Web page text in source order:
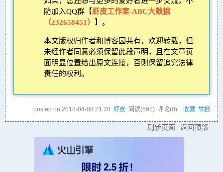
防加入QQ群【虾皮工作室-ABC大数据
（232658451）
】。
本文版权归作者和博客园共有，欢迎转载，但
未经作者同意必须保留此段声明，且在文章页
面明显位置给出原文连接，否则保留追究法律
责任的权利。
posted on 2018-04-08 21:20 虾皮 阅读(592) 评论(0) 收藏 举报
刷新页面 返回顶部